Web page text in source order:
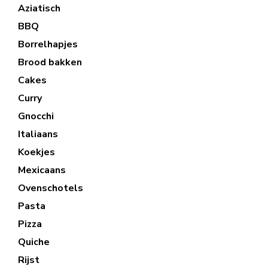
Aziatisch
BBQ
Borrelhapjes
Brood bakken
Cakes
Curry
Gnocchi
Italiaans
Koekjes
Mexicaans
Ovenschotels
Pasta
Pizza
Quiche
Rijst